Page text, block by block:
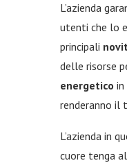
L’azienda
utenti che lo
principali
delle risorse
energetico
renderanno il
L’azienda in
cuore tenga